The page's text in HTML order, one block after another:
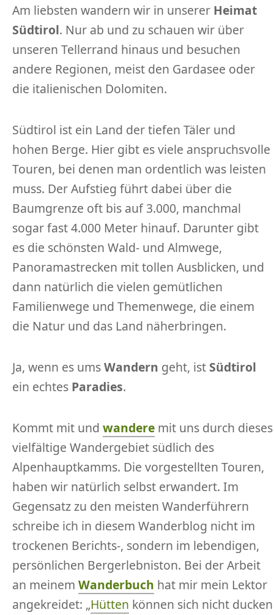
Am liebsten wandern wir in unserer Heimat
Südtirol. Nur ab und zu schauen wir über
unseren Tellerrand hinaus und besuchen
andere Regionen, meist den Gardasee oder
die italienischen Dolomiten.
Südtirol ist ein Land der tiefen Täler und
hohen Berge. Hier gibt es viele anspruchsvolle
Touren, bei denen man ordentlich was leisten
muss. Der Aufstieg führt dabei über die
Baumgrenze oft bis auf 3.000, manchmal
sogar fast 4.000 Meter hinauf. Darunter gibt
es die schönsten Wald- und Almwege,
Panoramastrecken mit tollen Ausblicken, und
dann natürlich die vielen gemütlichen
Familienwege und Themenwege, die einem
die Natur und das Land näherbringen.
Ja, wenn es umsWandern geht, ist Südtirol
ein echtes Paradies.
Kommt mit und wandere mit uns durch dieses
vielfältige Wandergebiet südlich des
Alpenhauptkamms. Die vorgestellten Touren,
haben wir natürlich selbst erwandert. Im
Gegensatz zu den meisten Wanderführern
schreibe ich in diesem Wanderblog nicht im
trockenen Berichts-, sondern im lebendigen,
persönlichen Bergerlebniston. Bei der Arbeit
an meinem Wanderbuch hat mir mein Lektor
angekreidet: „Hütten können sich nicht ducken